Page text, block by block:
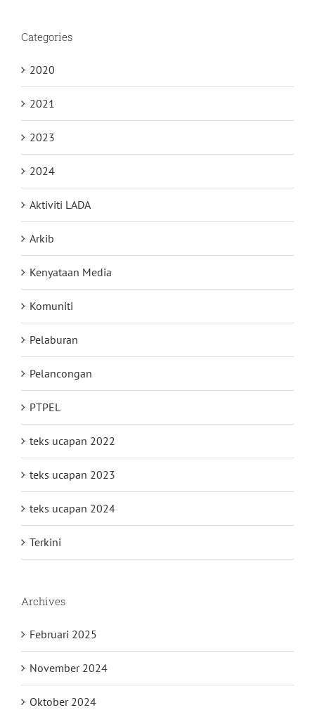
Categories
2020
2021
2023
2024
Aktiviti LADA
Arkib
Kenyataan Media
Komuniti
Pelaburan
Pelancongan
PTPEL
teks ucapan 2022
teks ucapan 2023
teks ucapan 2024
Terkini
Archives
Februari 2025
November 2024
Oktober 2024